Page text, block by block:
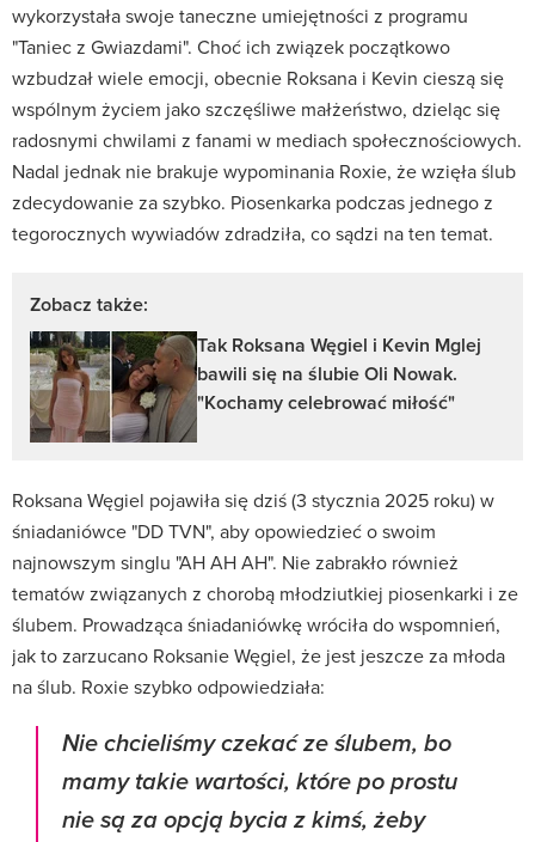
wykorzystała swoje taneczne umiejętności z programu
"Taniec z Gwiazdami". Choć ich związek początkowo
wzbudzał wiele emocji, obecnie Roksana i Kevin cieszą się
wspólnym życiem jako szczęśliwe małżeństwo, dzieląc się
radosnymi chwilami z fanami w mediach społecznościowych.
Nadal jednak nie brakuje wypominania Roxie, że wzięła ślub
zdecydowanie za szybko. Piosenkarka podczas jednego z
tegorocznych wywiadów zdradziła, co sądzi na ten temat.
Zobacz także:
Tak Roksana Węgiel i Kevin Mglej
bawili się na ślubie Oli Nowak.
"Kochamy celebrować miłość"
Roksana Węgiel pojawiła się dziś (3 stycznia 2025 roku) w
śniadaniówce "DD TVN", aby opowiedzieć o swoim
najnowszym singlu "AH AH AH". Nie zabrakło również
tematów związanych z chorobą młodziutkiej piosenkarki i ze
ślubem. Prowadząca śniadaniówkę wróciła do wspomnień,
jak to zarzucano Roksanie Węgiel, że jest jeszcze za młoda
na ślub. Roxie szybko odpowiedziała:
Nie chcieliśmy czekać ze ślubem, bo
mamy takie wartości, które po prostu
nie są za opcją bycia z kimś, żeby